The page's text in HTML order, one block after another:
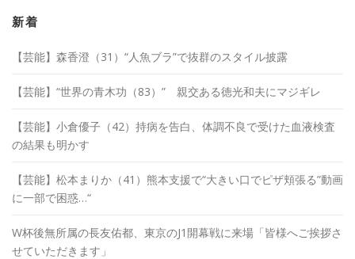
ブ
新着
【芸能】森香澄（31）“人魚ブラ”で抜群のスタイル披露
【芸能】“世界の青木功（83）” 親交ある徳光和夫にマジギレ
【芸能】小倉優子（42）持病を告白、体調不良で受けた血液検査
の結果も明かす
【芸能】松本まりか（41）熊本支援で“大きい口でピザ頬張る”動画
に一部で困惑…“
W杯後無所属の長友佑都、東京のJ1開幕戦に来場「皆様へご挨拶さ
せていただきます」